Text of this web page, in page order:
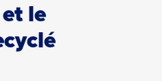
et le